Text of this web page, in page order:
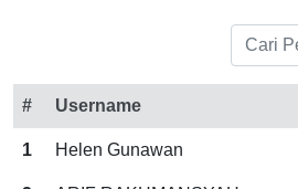
# Username
1 Helen Gunawan